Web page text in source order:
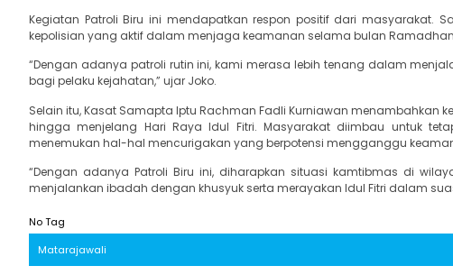
Kegiatan Patroli Biru ini mendapatkan respon positif dari masyarakat.
kepolisian yang aktif dalam menjaga keamanan selama bulan
“Dengan adanya patroli rutin ini, kami merasa lebih tenang dalam
bagi pelaku kejahatan,” ujar Joko.
Selain itu, Kasat Samapta Iptu Rachman Fadli Kurniawan
hingga menjelang Hari Raya Idul Fitri. Masyarakat diimbau untuk
menemukan hal-hal mencurigakan yang berpotensi mengganggu
“Dengan adanya Patroli Biru ini, diharapkan situasi kamtibmas di
menjalankan ibadah dengan khusyuk serta merayakan Idul Fitri dalam
No Tag
Matarajawali